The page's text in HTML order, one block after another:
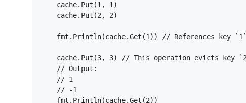
    fmt.Println(cache.Get(2))